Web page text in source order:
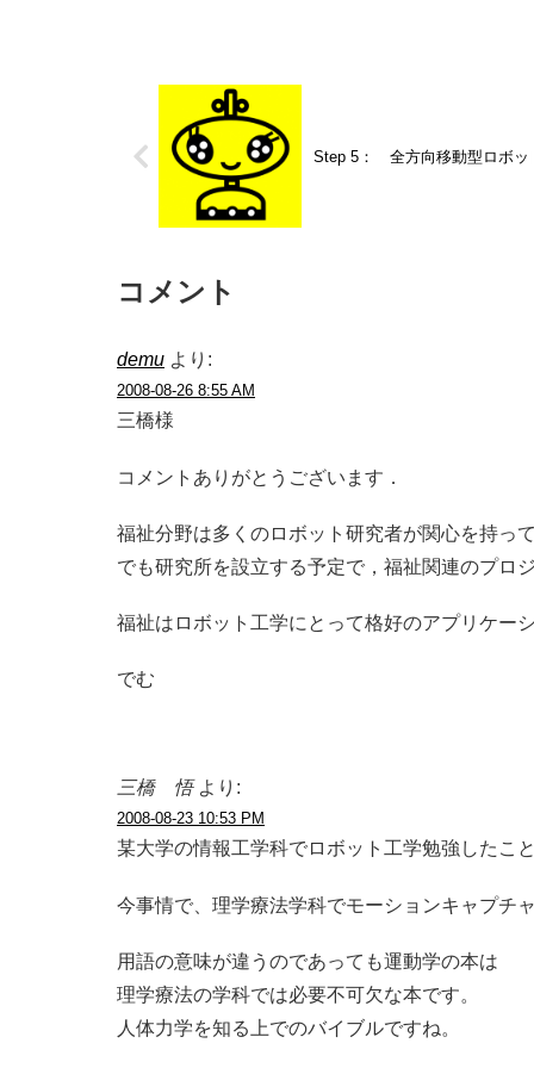
Step 5： 全方向移動型ロボッ
コメント
demu より:
2008-08-26 8:55 AM
三橋様
コメントありがとうございます．
福祉分野は多くのロボット研究者が関心を持っ
でも研究所を設立する予定で，福祉関連のプロ
福祉はロボット工学にとって格好のアプリケー
でむ
三橋 悟 より:
2008-08-23 10:53 PM
某大学の情報工学科でロボット工学勉強したこと
今事情で、理学療法学科でモーションキャプチ
用語の意味が違うのであっても運動学の本は
理学療法の学科では必要不可欠な本です。
人体力学を知る上でのバイブルですね。